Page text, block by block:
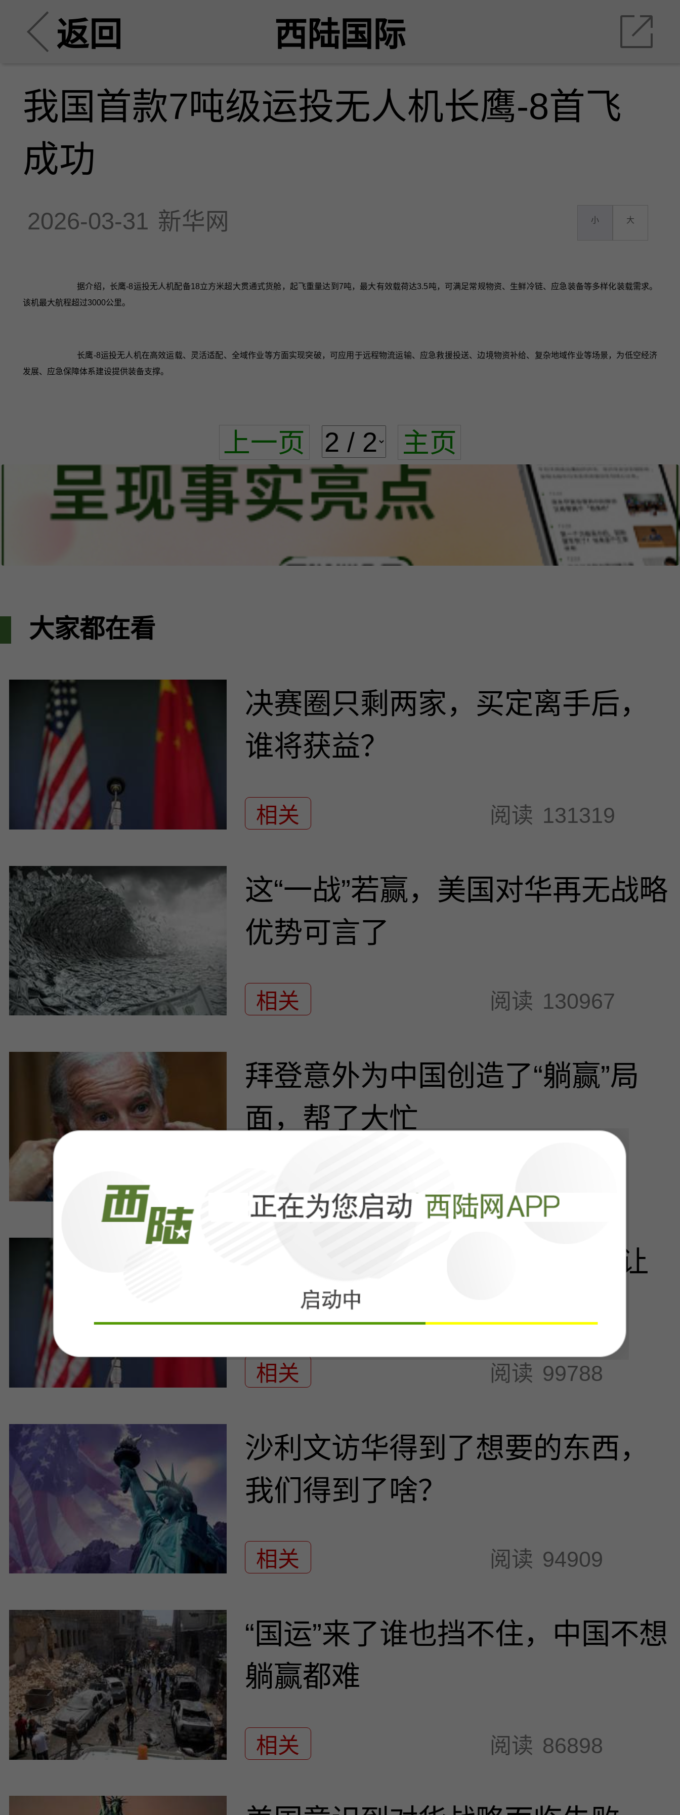
返回 西陆国际
我国首款7吨级运投无人机长鹰-8首飞
成功
2026-03-31 新华网 小 大
据介绍，长鹰-8运投无人机配备18立方米超大贯通式货舱，起飞重量达到7吨，最大有效载荷达3.5吨，可满足常规物资、生鲜冷链、应急装备等多样化装载需求。
该机最大航程超过3000公里。
长鹰-8运投无人机在高效运载、灵活适配、全域作业等方面实现突破，可应用于远程物流运输、应急救援投送、边境物资补给、复杂地域作业等场景，为低空经济
发展、应急保障体系建设提供装备支撑。
上一页 主页
大家都在看
决赛圈只剩两家，买定离手后，
谁将获益？
相关 阅读 131319
这“一战”若赢，美国对华再无战略
优势可言了
相关 阅读 130967
拜登意外为中国创造了“躺赢”局
面，帮了大忙
相关 阅读
怎么也没有想到，中国一招就让
美国作茧自缚
相关 阅读 99788
沙利文访华得到了想要的东西，
我们得到了啥？
相关 阅读 94909
“国运”来了谁也挡不住，中国不想
躺赢都难
相关 阅读 86898